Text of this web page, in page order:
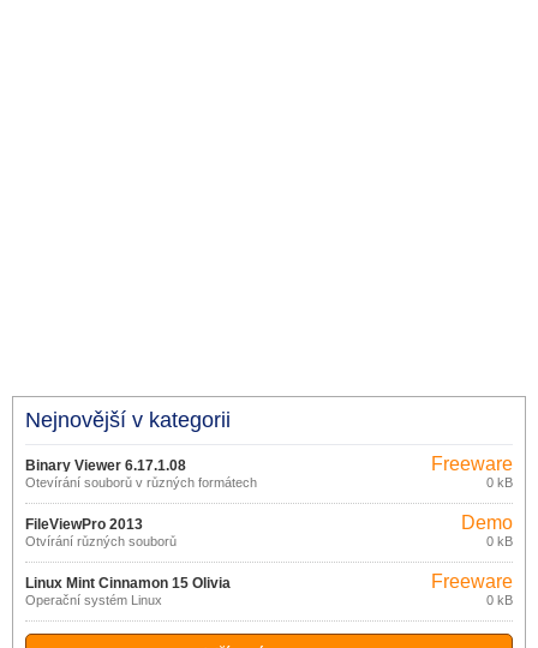
Nejnovější v kategorii
Binary Viewer 6.17.1.08
Otevírání souborů v různých formátech
Freeware
0 kB
FileViewPro 2013
Otvírání různých souborů
Demo
0 kB
Linux Mint Cinnamon 15 Olivia
Operační systém Linux
Freeware
0 kB